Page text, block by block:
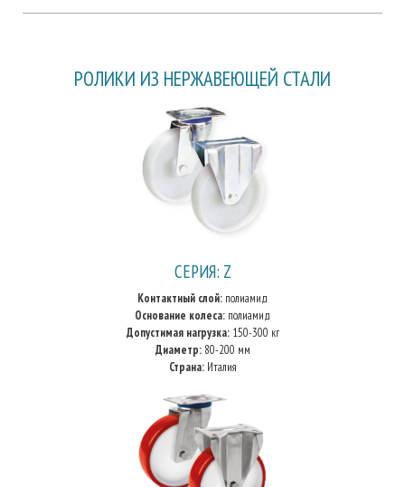
РОЛИКИ ИЗ НЕРЖАВЕЮЩЕЙ СТАЛИ
СЕРИЯ: Z
Контактный слой: полиамид
Основание колеса: полиамид
Допустимая нагрузка:150-300 кг
Диаметр:80-200 мм
Страна:Италия